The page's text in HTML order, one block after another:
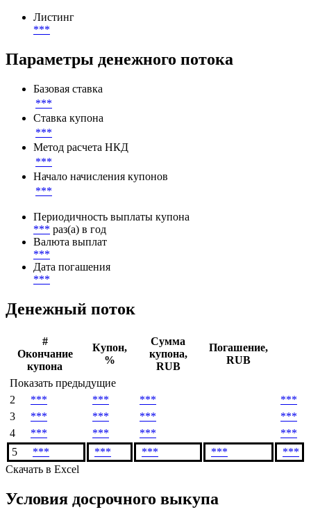
Листинг
***
Параметры денежного потока
Базовая ставка
***
Ставка купона
***
Метод расчета НКД
***
Начало начисления купонов
***
Периодичность выплаты купона
*** раз(а) в год
Валюта выплат
***
Дата погашения
***
Денежный поток
#
Окончание
купона
Купон,
%
Сумма
купона,
RUB
Погашение,
RUB
Показать предыдущие
2
*** *** ***
***
3
*** *** ***
***
4
*** *** ***
***
5
*** *** *** ***
***
Скачать в Excel
Условия досрочного выкупа